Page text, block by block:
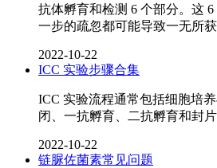
抗体孵育和检测 6 个部分。这
一步的疏忽都可能导致一无所获
2022-10-22
ICC 实验步骤合集
ICC 实验流程通常包括细胞培
闭、一抗孵育、二抗孵育和封片
2022-10-22
链脲佐菌素常见问题